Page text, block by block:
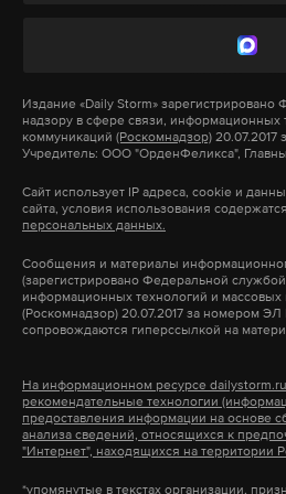
Россия и США возьмут
поставки гуманитарной
контактов между
регионе и мониторинговым
Обеспечивать безопасность
будет российская военная
Следующей по важности
и Трампа стал украинский
урегулированию конфликта
государств договорились о
между Россией и США для
вопросов с учетом условий
Издание «Daily Storm» зарегистрировано
надзору в сфере связи, информационных
коммуникаций (Роскомнадзор) 20.07.2017
Учредитель: ООО "ОрденФеликса",
Сайт использует IP адреса, cookie и
сайта, условия использования
персональных данных.
Сообщения и материалы
(зарегистрировано Федеральной
информационных технологий и массовых
(Роскомнадзор) 20.07.2017 за номером
сопровождаются гиперссылкой на
На информационном ресурсе
рекомендательные технологии
предоставления информации на основе
анализа сведений, относящихся к
"Интернет", находящихся на территории
*упомянутые в текстах организации,